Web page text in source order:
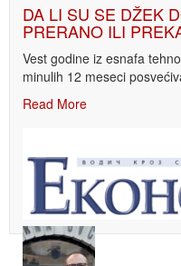
DA LI SU SE DŽEK
PRERANO ILI
Vest godine iz esnafa
minulih 12 meseci
Read More